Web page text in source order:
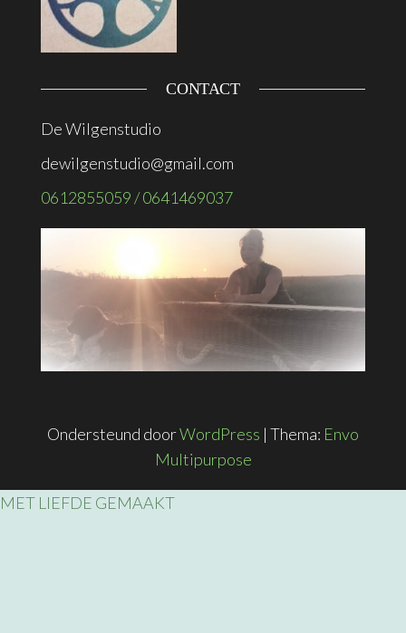
CONTACT
De Wilgenstudio
dewilgenstudio@gmail.com
0612855059 / 0641469037
Ondersteund doorWordPress | Thema: Envo
Multipurpose
MET LIEFDE GEMAAKT